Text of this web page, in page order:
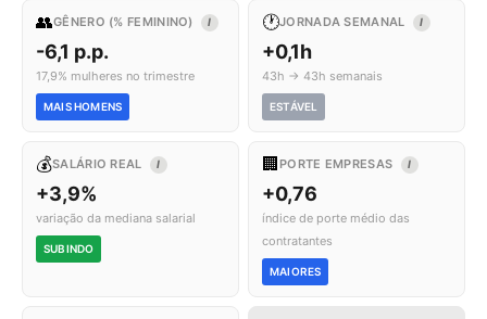
👥GÊNERO (% FEMININO) I
-6,1 p.p.
17,9% mulheres no trimestre
MAIS HOMENS
🕐JORNADA SEMANAL I
+0,1h
43h → 43h semanais
ESTÁVEL
💰SALÁRIO REAL I
+3,9%
variação da mediana salarial
SUBINDO
🏢 PORTE EMPRESAS I
+0,76
índice de porte médio das
contratantes
MAIORES